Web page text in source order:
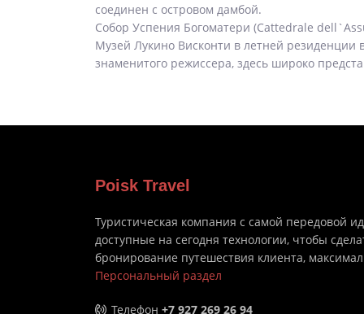
соединен с островом дамбой.
Собор Успения Богоматери (Cattedrale
Музей Лукино Висконти в летней резиденции
знаменитого режиссера, здесь широко
Poisk Travel
Туристическая компания с самой передовой
доступные на сегодня технологии, чтобы
бронирование путешествия клиента,
Персональный раздел
Телефон +7 927 269 26 94